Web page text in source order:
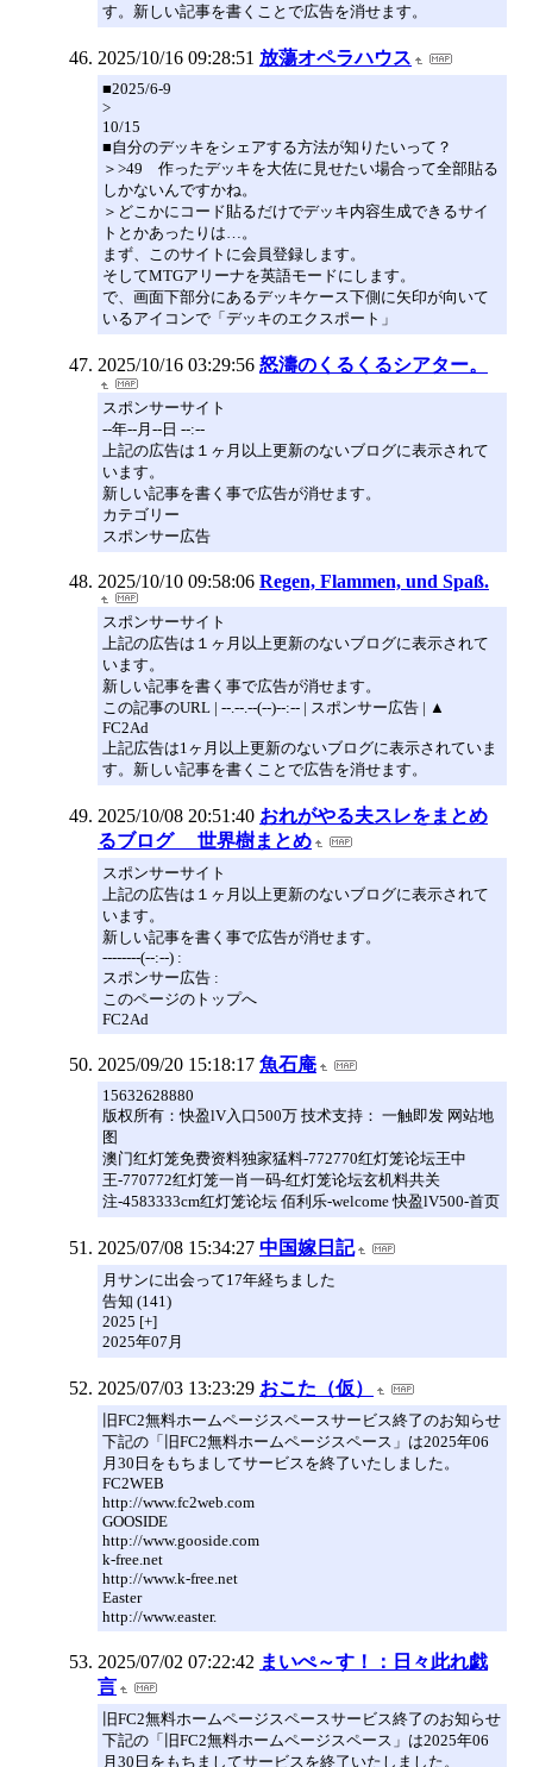
す。新しい記事を書くことで広告を消せます。
2025/10/16 09:28:51 放蕩オペラハウス
■2025/6-9
>
10/15
■自分のデッキをシェアする方法が知りたいって？
＞>49 作ったデッキを大佐に見せたい場合って全部貼る
しかないんですかね。
＞どこかにコード貼るだけでデッキ内容生成できるサイ
トとかあったりは…。
まず、このサイトに会員登録します。
そしてMTGアリーナを英語モードにします。
で、画面下部分にあるデッキケース下側に矢印が向いて
いるアイコンで「デッキのエクスポート」
2025/10/16 03:29:56 怒濤のくるくるシアター。
スポンサーサイト
--年--月--日 --:--
上記の広告は１ヶ月以上更新のないブログに表示されて
います。
新しい記事を書く事で広告が消せます。
カテゴリー
スポンサー広告
2025/10/10 09:58:06 Regen, Flammen, und Spaß.
スポンサーサイト
上記の広告は１ヶ月以上更新のないブログに表示されて
います。
新しい記事を書く事で広告が消せます。
この記事のURL | --.--.--(--)--:-- | スポンサー広告 | ▲
FC2Ad
上記広告は1ヶ月以上更新のないブログに表示されていま
す。新しい記事を書くことで広告を消せます。
2025/10/08 20:51:40 おれがやる夫スレをまとめ
るブログ 世界樹まとめ
スポンサーサイト
上記の広告は１ヶ月以上更新のないブログに表示されて
います。
新しい記事を書く事で広告が消せます。
--------(--:--) :
スポンサー広告 :
このページのトップへ
FC2Ad
2025/09/20 15:18:17 魚石庵
15632628880
版权所有：快盈lV入口500万 技术支持： 一触即发 网站地
图
澳门红灯笼免费资料独家猛料-772770红灯笼论坛王中
王-770772红灯笼一肖一码-红灯笼论坛玄机料共关
注-4583333cm红灯笼论坛 佰利乐-welcome 快盈lV500-首页
2025/07/08 15:34:27 中国嫁日記
月サンに出会って17年経ちました
告知 (141)
2025 [+]
2025年07月
2025/07/03 13:23:29 おこた（仮）
旧FC2無料ホームページスペースサービス終了のお知らせ
下記の「旧FC2無料ホームページスペース」は2025年06
月30日をもちましてサービスを終了いたしました。
FC2WEB
http://www.fc2web.com
GOOSIDE
http://www.gooside.com
k-free.net
http://www.k-free.net
Easter
http://www.easter.
2025/07/02 07:22:42 まいぺ～す！：日々此れ戯
言
旧FC2無料ホームページスペースサービス終了のお知らせ
下記の「旧FC2無料ホームページスペース」は2025年06
月30日をもちましてサービスを終了いたしました。